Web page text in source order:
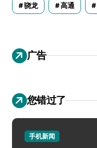
骁龙 高通
广告
您错过了
手机新闻